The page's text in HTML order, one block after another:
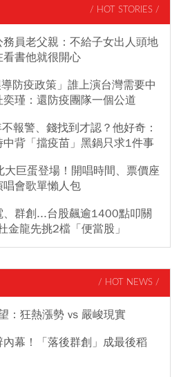
/ HOT STORIES /
員老父親：不給子女出人頭地
書他就很開心
導防疫政策」誰上演台灣需要中
瑾：還防疫團隊一個公道
報警、錢找到才認？他好奇：
背「擋疫苗」黑鍋只求1件事
巨蛋登場！開唱時間、票價座
會歌單懶人包
、群創...台股飆逾1400點叩關
金龍先挑2檔「便當股」
/ HOT NEWS /
：狂熱漲勢 vs 嚴峻現實
幕！「落後群創」成最後稻